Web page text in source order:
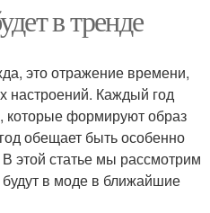
в тренде
это отражение времени,
настроений. Каждый год
которые формируют образ
обещает быть особенно
этой статье мы рассмотрим
в моде в ближайшие